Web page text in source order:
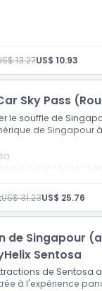
en plein air
standard ou
de la skyline de
13.27US$ 10.93
Sky Pass
le souffle de
de Singapour
sur les lignes
US$ 31.23US$ 25.76
de Singapour
Sentosa
de Sentosa
à l'expérience